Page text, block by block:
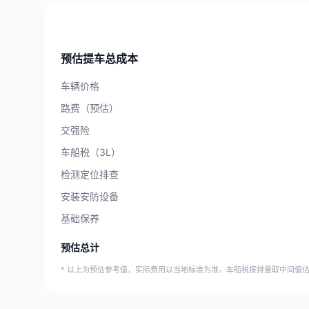
预估提车总成本
车辆价格
路费（预估）
交强险
车船税（3L）
检测定位排查
安装安防设备
基础保养
预估总计
* 以上为预估参考值，实际费用以当地标准为准。车船税按排量取中间值估